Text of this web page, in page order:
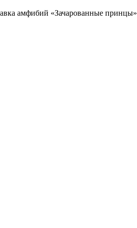
амфибий «Зачарованные принцы»